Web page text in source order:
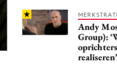
Andy
Group):
realiseren’